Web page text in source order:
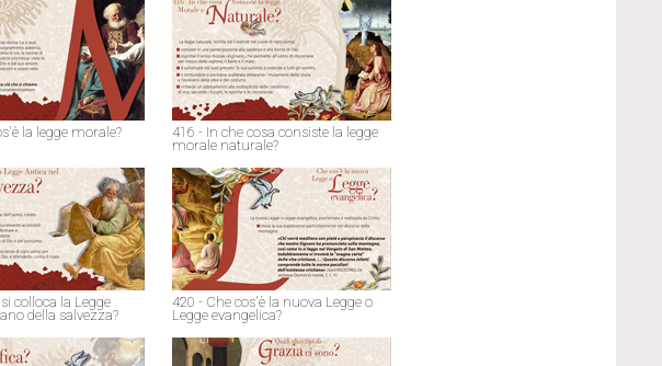
la legge morale?
416 - In che cosa consiste la legge
morale naturale?
colloca la Legge
della salvezza?
420 - Che cos'è la nuova Legge o
Legge evangelica?